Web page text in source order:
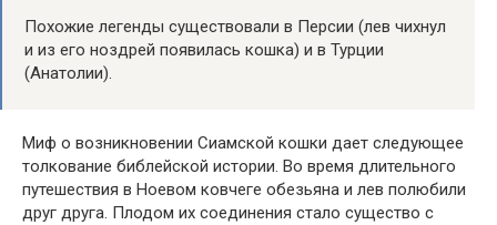
Похожие легенды существовали в Персии (лев чихнул
и из его ноздрей появилась кошка) и в Турции
(Анатолии).
Миф о возникновении Сиамской кошки дает следующее
толкование библейской истории. Во время длительного
путешествия в Ноевом ковчеге обезьяна и лев полюбили
друг друга. Плодом их соединения стало существо с